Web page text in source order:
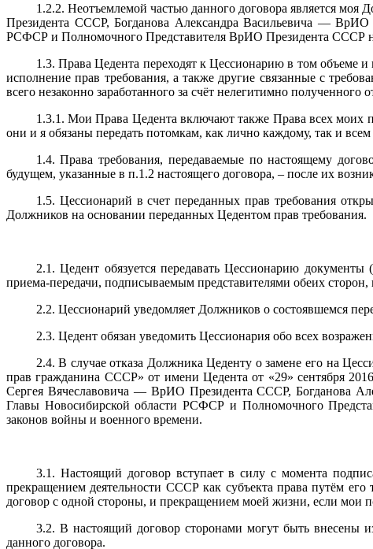
1.2.2. Неотъемлемой частью данного договора является
Президента СССР, Богданова Александра Васильевича —
РСФСР и Полномочного Представителя ВрИО Президента СССР
1.3. Права Цедента переходят к Цессионарию в том объеме
исполнение прав требования, а также другие связанные с
всего незаконно заработанного за счёт нелегитимно полученного
1.3.1. Мои Права Цедента включают также Права всех моих
они и я обязаны передать потомкам, как лично каждому, так и
1.4. Права требования, передаваемые по настоящему
будущем, указанные в п.1.2 настоящего договора, – после их
1.5. Цессионарий в счет переданных прав требования
Должников на основании переданных Цедентом прав требования.
2.1. Цедент обязуется передавать Цессионарию
приема-передачи, подписываемым представителями обеих
2.2. Цессионарий уведомляет Должников о состоявшемся
2.3. Цедент обязан уведомить Цессионария обо всех
2.4. В случае отказа Должника Цеденту о замене его на
прав гражданина СССР» от имени Цедента от «29» сентября
Сергея Вячеславовича — ВрИО Президента СССР, Богданова
Главы Новосибирской области РСФСР и Полномочного
законов войны и военного времени.
3.1. Настоящий договор вступает в силу с момента
прекращением деятельности СССР как субъекта права путём
договор с одной стороны, и прекращением моей жизни, если мои
3.2. В настоящий договор сторонами могут быть внесены
данного договора.